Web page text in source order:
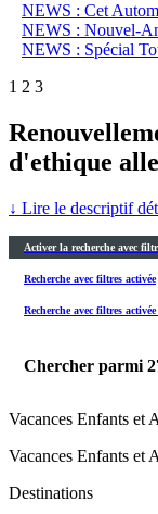
NEWS : Cet
NEWS : Nouvel-
NEWS : Spécial
1 2 3
d'ethique
↓ Lire le descriptif
Activer la recherche avec
Recherche avec filtres activée
Recherche avec filtres
Chercher parmi
Vacances Enfants et
Vacances Enfants et
Destinations